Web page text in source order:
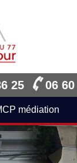
25 06
médiation